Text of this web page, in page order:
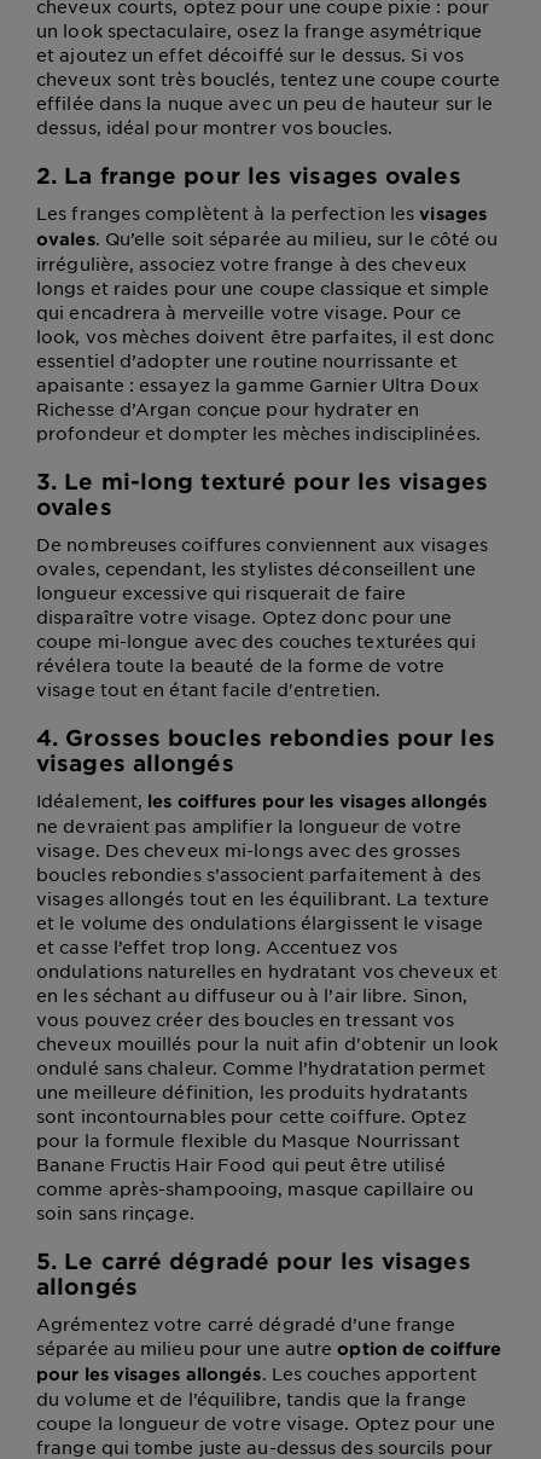
cheveux courts, optez pour une coupe pixie : pour
un look spectaculaire, osez la frange asymétrique
et ajoutez un effet décoiffé sur le dessus. Si vos
cheveux sont très bouclés, tentez une coupe courte
effilée dans la nuque avec un peu de hauteur sur le
dessus, idéal pour montrer vos boucles.
2. La frange pour les visages ovales
Les franges complètent à la perfection lesvisages
ovales. Qu’elle soit séparée au milieu, sur le côté ou
irrégulière, associez votre frange à des cheveux
longs et raides pour une coupe classique et simple
qui encadrera à merveille votre visage. Pour ce
look, vos mèches doivent être parfaites, il est donc
essentiel d’adopter une routine nourrissante et
apaisante : essayez la gamme Garnier Ultra Doux
Richesse d’Argan conçue pour hydrater en
profondeur et dompter les mèches indisciplinées.
3. Le mi-long texturé pour les visages
ovales
De nombreuses coiffures conviennent aux visages
ovales, cependant, les stylistes déconseillent une
longueur excessive qui risquerait de faire
disparaître votre visage. Optez donc pour une
coupe mi-longue avec des couches texturées qui
révélera toute la beauté de la forme de votre
visage tout en étant facile d'entretien.
4. Grosses boucles rebondies pour les
visages allongés
Idéalement, les coiffures pour les visages allongés
ne devraient pas amplifier la longueur de votre
visage. Des cheveux mi-longs avec des grosses
boucles rebondies s’associent parfaitement à des
visages allongés tout en les équilibrant. La texture
et le volume des ondulations élargissent le visage
et casse l’effet trop long. Accentuez vos
ondulations naturelles en hydratant vos cheveux et
en les séchant au diffuseur ou à l’air libre. Sinon,
vous pouvez créer des boucles en tressant vos
cheveux mouillés pour la nuit afin d'obtenir un look
ondulé sans chaleur. Comme l’hydratation permet
une meilleure définition, les produits hydratants
sont incontournables pour cette coiffure. Optez
pour la formule flexible du Masque Nourrissant
Banane Fructis Hair Food qui peut être utilisé
comme après-shampooing, masque capillaire ou
soin sans rinçage.
5. Le carré dégradé pour les visages
allongés
Agrémentez votre carré dégradé d’une frange
séparée au milieu pour une autreoption de coiffure
pour les visages allongés. Les couches apportent
du volume et de l’équilibre, tandis que la frange
coupe la longueur de votre visage. Optez pour une
frange qui tombe juste au-dessus des sourcils pour